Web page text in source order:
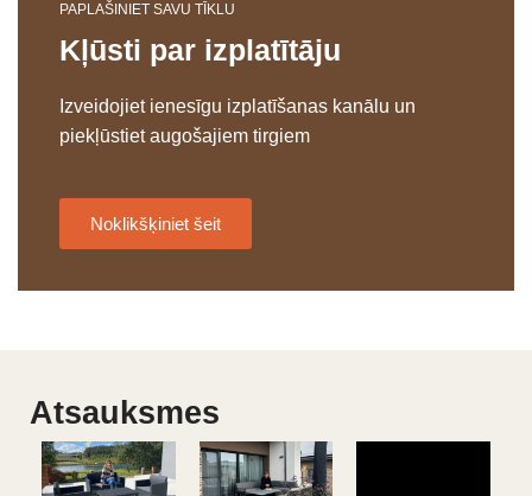
PAPLAŠINIET SAVU TĪKLU
Kļūsti par izplatītāju
Izveidojiet ienesīgu izplatīšanas kanālu un
piekļūstiet augošajiem tirgiem
Noklikšķiniet šeit
Atsauksmes